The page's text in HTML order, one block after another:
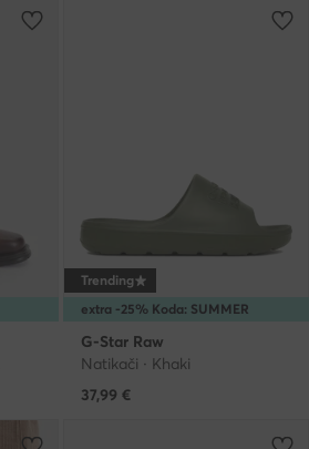
extra -25% Koda: SUMMER
Trending
G-Star Raw
Natikači · Khaki
37,99 €